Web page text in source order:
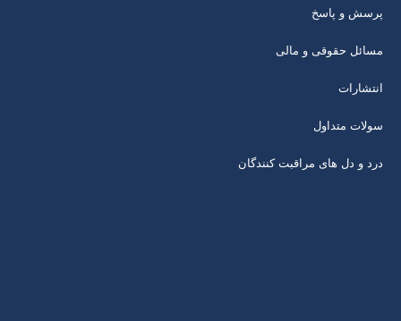
پرسش و پاسخ
مسائل حقوقی و مالی
انتشارات
سولات متداول
درد و دل های مراقبت کنندگان